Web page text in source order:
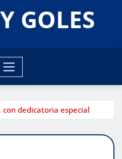
GOLES
con dedicatoria especial